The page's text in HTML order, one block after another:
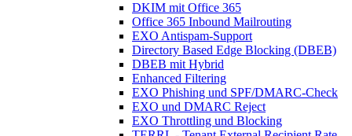
DKIM mit Office 365
Office 365 Inbound Mailrouting
EXO Antispam-Support
Directory Based Edge Blocking (DBEB)
DBEB mit Hybrid
Enhanced Filtering
EXO Phishing und SPF/DMARC-Check
EXO und DMARC Reject
EXO Throttling und Blocking